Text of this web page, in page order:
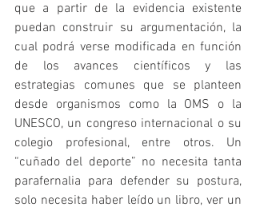
que a partir de la evidencia existente
puedan construir su argumentación, la
cual podrá verse modificada en función
de los avances científicos y las
estrategias comunes que se planteen
desde organismos como la OMS o la
UNESCO, un congreso internacional o su
colegio profesional, entre otros. Un
“cuñado del deporte” no necesita tanta
parafernalia para defender su postura,
solo necesita haber leído un libro, ver un